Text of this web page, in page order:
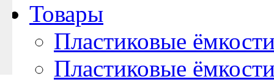
Товары
Пластиковые
Пластиковые